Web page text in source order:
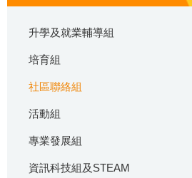
升學及就業輔導組
培育組
社區聯絡組
活動組
專業發展組
資訊科技組及STEAM